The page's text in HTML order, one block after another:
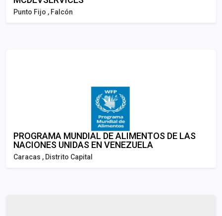
Punto Fijo , Falcón
PROGRAMA MUNDIAL DE ALIMENTOS DE LAS
NACIONES UNIDAS EN VENEZUELA
Caracas , Distrito Capital